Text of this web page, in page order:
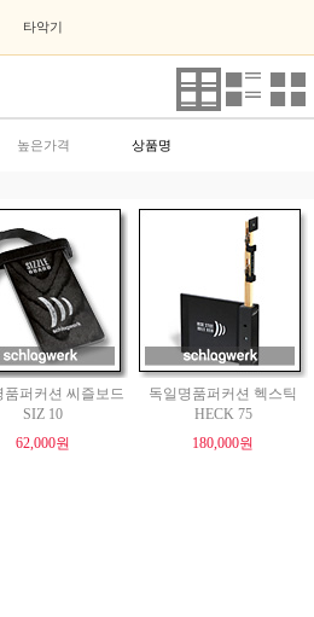
타악기
높은가격 상품명
품퍼커션 씨즐보드
SIZ 10
62,000원
독일명품퍼커션 헥스틱
HECK 75
180,000원